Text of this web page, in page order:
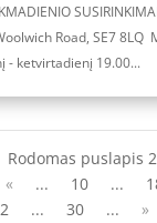
Road, SE7 8LQ
- ketvirtadienį 19.00...
Rodomas puslapis
« ... 10 ...
... 30 ... »